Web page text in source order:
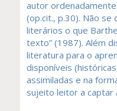
autor
(op.cit., p.30). Não
literários o que
texto” (1987). Além
literatura para o
disponíveis
assimiladas e na
sujeito leitor a captar